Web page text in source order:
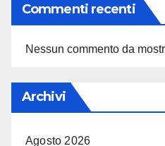
Commenti recenti
Nessun commento da
Archivi
Agosto 2026